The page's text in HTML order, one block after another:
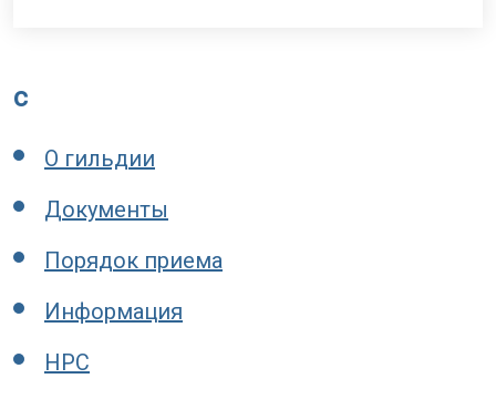
c
О гильдии
Документы
Порядок приема
Информация
НРС